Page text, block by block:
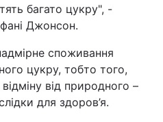
багато цукру", -
Джонсон.
споживання
цукру, тобто того,
від природного –
для здоров’я.